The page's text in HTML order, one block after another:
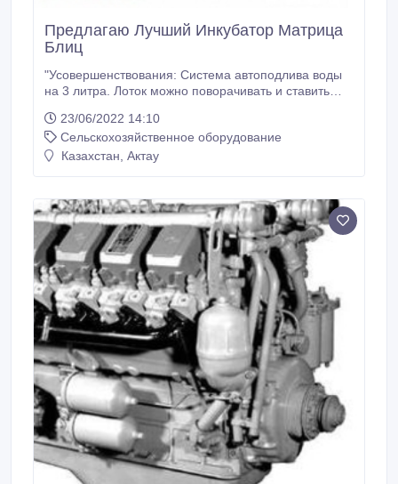
Предлагаю Лучший Инкубатор Матрица
Блиц
"Усовершенствования: Система автоподлива воды
на 3 литра. Лоток можно поворачивать и ставить
Инкубатор Блиц обладает отличными
качественными показателями и пользуется
большим спросом. Есть инкубаторы по количеству
23/06/2022 14:10
Сельскохозяйственное оборудование
Казахстан, Актау